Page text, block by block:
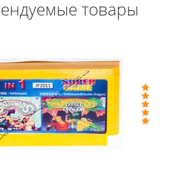
товары